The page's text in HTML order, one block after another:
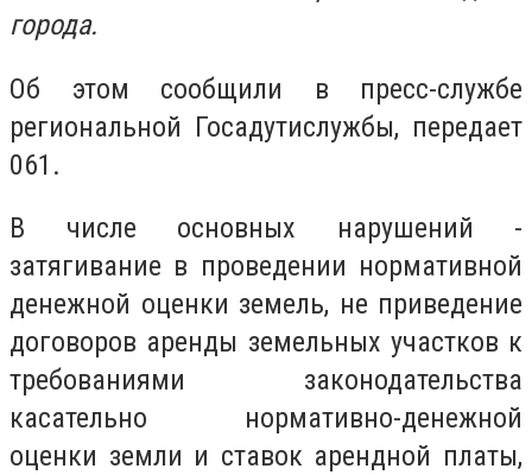
города.
Об этом сообщили в пресс-службе
региональной Госадутислужбы, передает
061.
В числе основных нарушений -
затягивание в проведении нормативной
денежной оценки земель, не приведение
договоров аренды земельных участков к
требованиями законодательства
касательно нормативно-денежной
оценки земли и ставок арендной платы,